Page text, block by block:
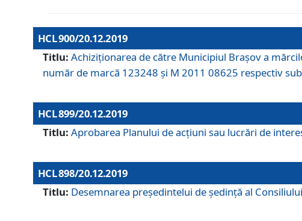
HCL 900/20.12.2019
Titlu: Achiziționarea de către Municipiul Brașov a
număr de marcă 123248 și M 2011 08625 respectiv
HCL 899/20.12.2019
Titlu: Aprobarea Planului de acţiuni sau lucrări de
HCL 898/20.12.2019
Titlu: Desemnarea preşedintelui de şedinţă al